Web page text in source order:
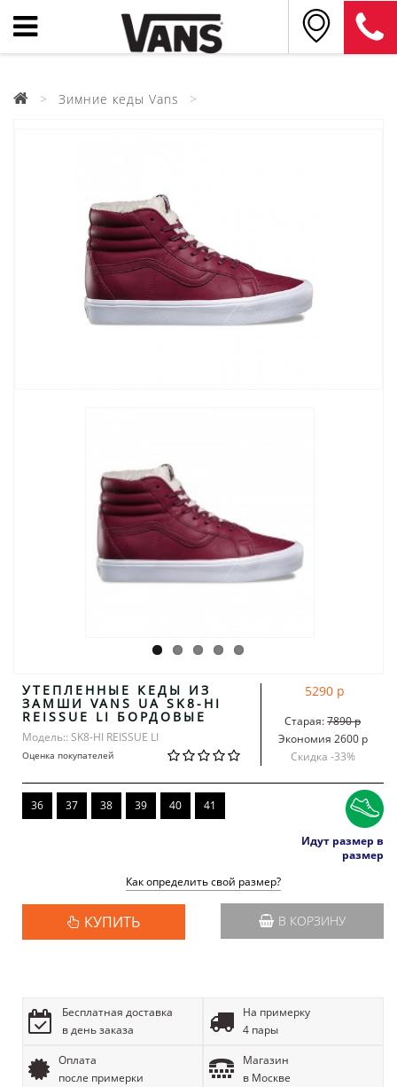
Зимние кеды Vans
УТЕПЛЕННЫЕ КЕДЫ ИЗ
ЗАМШИ VANS UA SK8-HI
REISSUE LI БОРДОВЫЕ
Модель:: SK8-HI REISSUE LI
Оценка покупателей
5290 р
Старая:7890 р
Экономия 2600 р
Скидка -33%
36 37 38 39 40 41
Идут размер в
размер
Как определить свой размер?
КУПИТЬ В КОРЗИНУ
Бесплатная доставка
в день заказа
На примерку
4 пары
Оплата
после примерки
Магазин
в Москве